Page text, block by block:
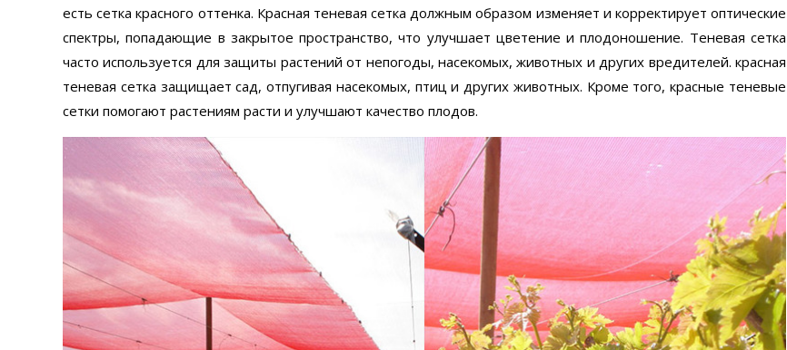
есть сетка красного оттенка. Красная теневая сетка должным образом изменяет и корректирует оптические
спектры, попадающие в закрытое пространство, что улучшает цветение и плодоношение. Теневая сетка
часто используется для защиты растений от непогоды, насекомых, животных и других вредителей. красная
теневая сетка защищает сад, отпугивая насекомых, птиц и других животных. Кроме того, красные теневые
сетки помогают растениям расти и улучшают качество плодов.